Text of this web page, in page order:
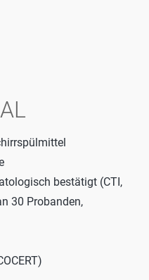
bestätigt (CTI,
30 Probanden,